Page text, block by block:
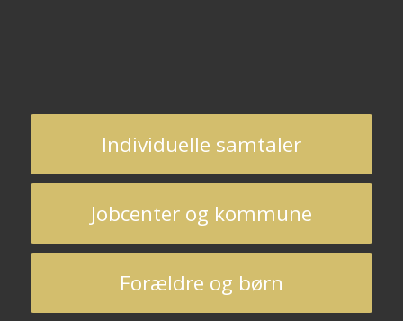
Individuelle samtaler
Jobcenter og kommune
Forældre og børn